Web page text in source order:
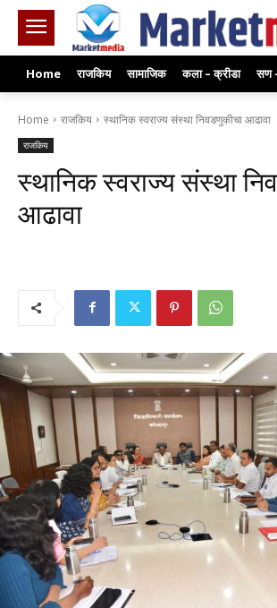
Home राजकिय सामाजिक कला – क्रीडा सण
Home राजकिय स्थानिक स्वराज्य संस्था निवडणुकीचा आढावा
राजकिय
स्थानिक स्वराज्य संस्था
आढावा